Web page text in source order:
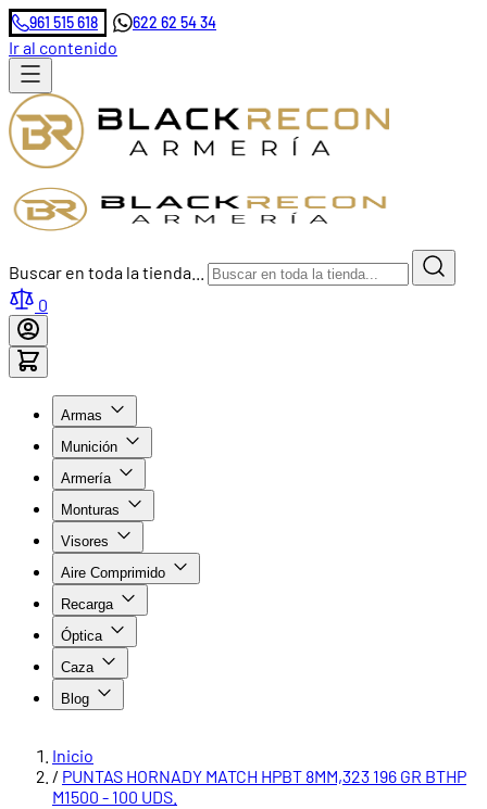
961 515 618 622 62 54 34
Ir al contenido
Buscar en toda la tienda...
0
Armas
Munición
Armería
Monturas
Visores
Aire Comprimido
Recarga
Óptica
Caza
Blog
Inicio
/ PUNTAS HORNADY MATCH HPBT 8MM,323 196 GR BTHP
M1500 - 100 UDS.